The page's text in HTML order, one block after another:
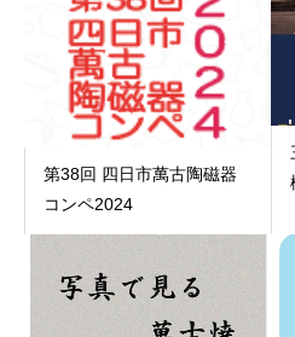
第38回 四日市萬古陶磁器
コンペ2024